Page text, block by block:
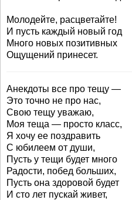
Молодейте, расцветайте!
И пусть каждый новый год
Много новых позитивных
Ощущений принесет.
Анекдоты все про тещу —
Это точно не про нас,
Свою тещу уважаю,
Моя теща — просто класс,
Я хочу ее поздравить
С юбилеем от души,
Пусть у тещи будет много
Радости, побед больших,
Пусть она здоровой будет
И сто лет пускай живет,